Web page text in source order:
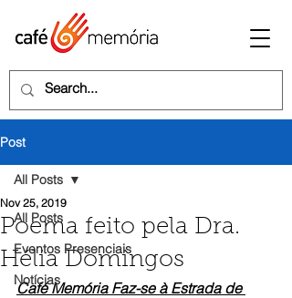
Post
All Posts
Eventos Presenciais
Notícias
All Posts
Poema feito pela Dra.
Hélia Domingos
Nov 25, 2019
Café Memória Faz-se à Estrada de